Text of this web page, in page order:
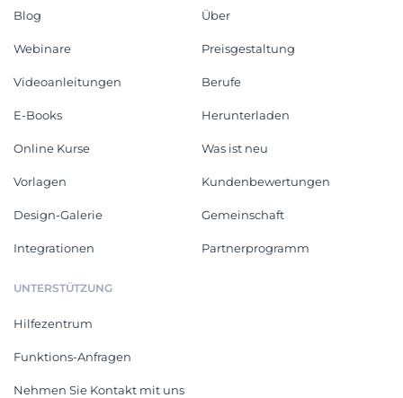
Blog
Webinare
Videoanleitungen
E-Books
Online Kurse
Vorlagen
Design-Galerie
Integrationen
Über
Preisgestaltung
Berufe
Herunterladen
Was ist neu
Kundenbewertungen
Gemeinschaft
Partnerprogramm
UNTERSTÜTZUNG
Hilfezentrum
Funktions-Anfragen
Nehmen Sie Kontakt mit uns